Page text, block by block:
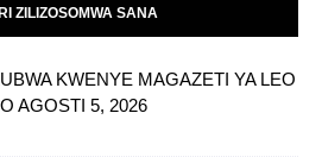
ZILIZOSOMWA SANA
KWENYE MAGAZETI YA LEO
AGOSTI 5, 2026